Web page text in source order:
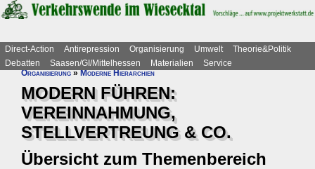
Direct-Action Antirepression Organisierung Umwelt
Theorie&Politik
Debatten
Saasen/GI/Mittelhessen Materialien
Service
Organisierung»Moderne Hierarchien
MODERN FÜHREN:
VEREINNAHMUNG,
STELLVERTREUNG & CO.
Übersicht zum Themenbereich